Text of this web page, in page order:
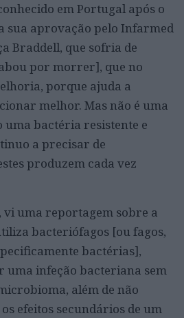
em Portugal após o
sua aprovação pelo Infarmed
Braddell, que sofria de
por morrer], que no
porque ajuda a
melhor. Mas não é uma
uma bactéria resistente e
a precisar de
produzem cada vez
vi uma reportagem sobre a
bacteriófagos [ou fagos,
bactérias],
uma infeção bacteriana sem
além de não
efeitos secundários de um